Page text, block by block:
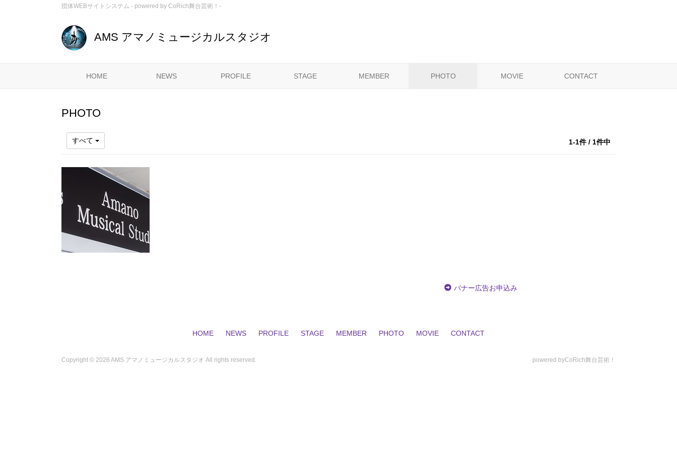
団体WEBサイトシステム - powered by CoRich舞台芸術！-
AMS アマノミュージカルスタジオ
HOME NEWS PROFILE STAGE MEMBER PHOTO MOVIE CONTACT
PHOTO
すべて 1-1件 / 1件中
バナー広告お申込み
HOME NEWS PROFILE STAGE MEMBER PHOTO MOVIE CONTACT
Copyright © 2026 AMS アマノミュージカルスタジオ All rights reserved. powered byCoRich舞台芸術！